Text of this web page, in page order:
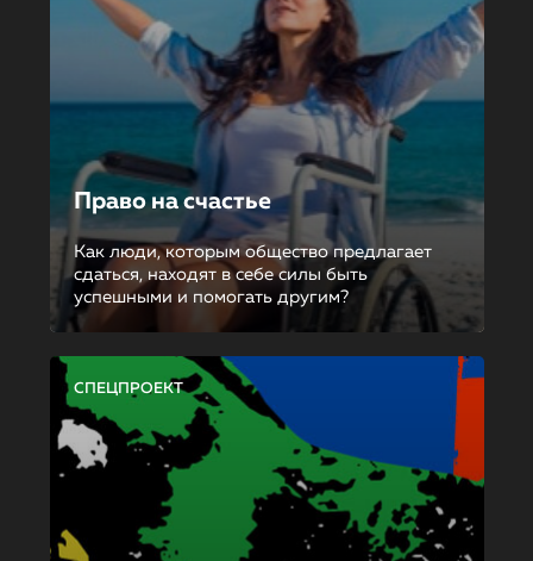
Право на счастье
Как люди, которым общество предлагает
сдаться, находят в себе силы быть
успешными и помогать другим?
СПЕЦПРОЕКТ